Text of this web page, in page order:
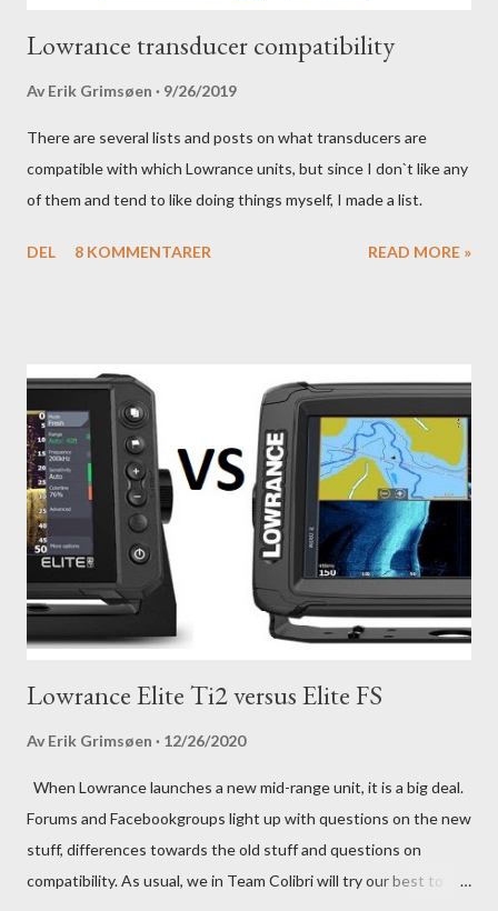
Lowrance transducer compatibility
Av Erik Grimsøen 9/26/2019
There are several lists and posts on what transducers are
compatible with which Lowrance units, but since I don`t like any
of them and tend to like doing things myself, I made a list.
DEL 8 KOMMENTARER READ MORE »
Lowrance Elite Ti2 versus Elite FS
Av Erik Grimsøen 12/26/2020
When Lowrance launches a new mid-range unit, it is a big deal.
Forums and Facebookgroups light up with questions on the new
stuff, differences towards the old stuff and questions on
compatibility. As usual, we in Team Colibri will try our best to